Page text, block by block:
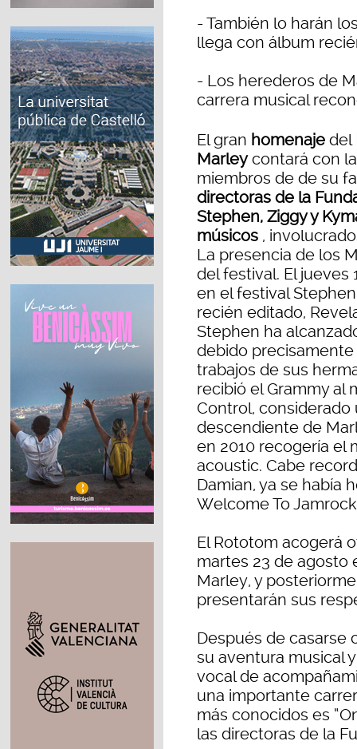
- También lo harán
llega con álbum
- Los herederos de
carrera musical
El gran homenaje del
Marleycontará con
miembros de de su
directoras de la
Stephen, Ziggy y
músicos ,
La presencia de los
del festival. El jueves
en el festival
recién editado,
Stephen ha
debido
trabajos de sus
recibió el Grammy al
Control, considerado
descendiente de
en 2010 recogería el
acoustic. Cabe
Damian, ya se había
Welcome To
El Rototom acogerá
martes 23 de agosto
Marley, y
presentarán sus
Después de casarse
su aventura musical
vocal de
una importante
más conocidos es
las directoras de la